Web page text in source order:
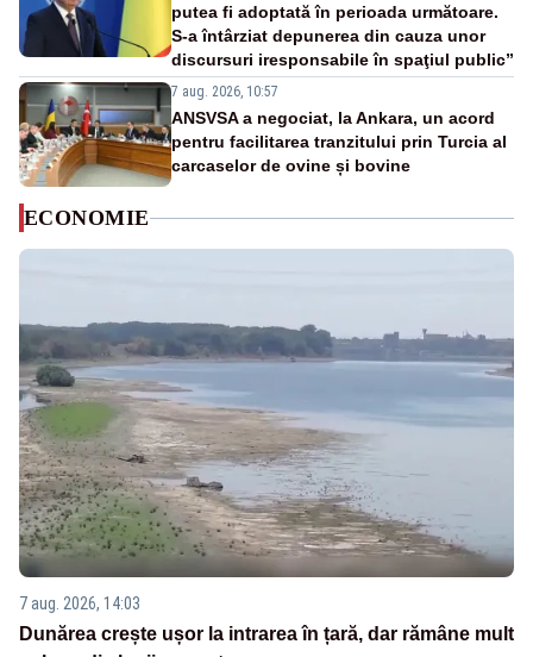
putea fi adoptată în perioada următoare.
S-a întârziat depunerea din cauza unor
discursuri iresponsabile în spaţiul public”
7 aug. 2026, 10:57
ANSVSA a negociat, la Ankara, un acord
pentru facilitarea tranzitului prin Turcia al
carcaselor de ovine și bovine
ECONOMIE
7 aug. 2026, 14:03
Dunărea crește ușor la intrarea în țară, dar rămâne mult